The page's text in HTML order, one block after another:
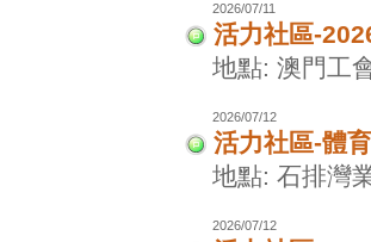
2026/07/11
活力社區-
地點: 澳門工
2026/07/12
活力社區-體
地點: 石排灣
2026/07/12